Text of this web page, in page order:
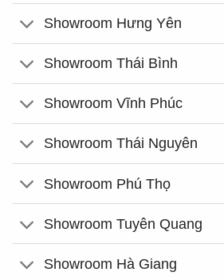
Showroom Hưng Yên
Showroom Thái Bình
Showroom Vĩnh Phúc
Showroom Thái Nguyên
Showroom Phú Thọ
Showroom Tuyên Quang
Showroom Hà Giang